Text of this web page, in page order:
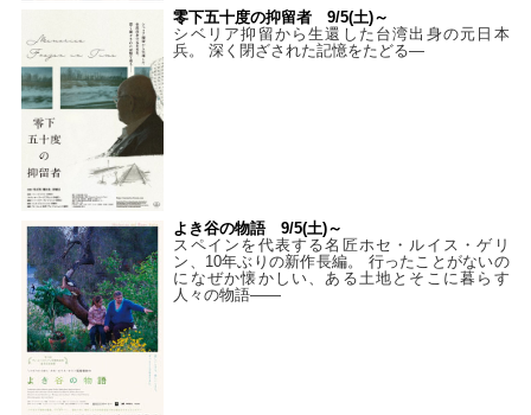
零下五十度の抑留者 9/5(土)～
シベリア抑留から生還した台湾出身の元日本
兵。 深く閉ざされた記憶をたどる—
よき谷の物語 9/5(土)～
スペインを代表する名匠ホセ・ルイス・ゲリ
ン、10年ぶりの新作長編。 行ったことがないの
になぜか懐かしい、ある土地とそこに暮らす
人々の物語――